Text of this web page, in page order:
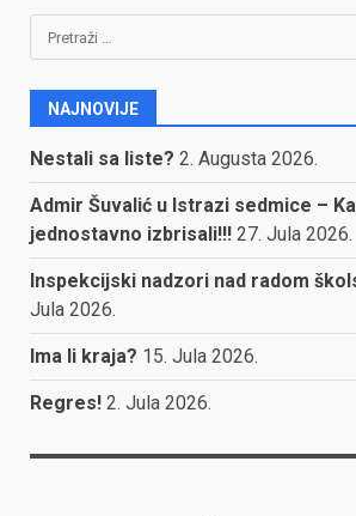
Pretraga:
NAJNOVIJE
Nestali sa liste? 2. Augusta 2026.
Admir Šuvalić u Istrazi sedmice –
jednostavno izbrisali!!! 27. Jula 2026.
Inspekcijski nadzori nad radom
Jula 2026.
Ima li kraja? 15. Jula 2026.
Regres! 2. Jula 2026.